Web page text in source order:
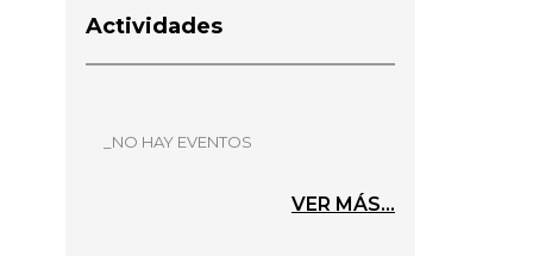
Actividades
_NO HAY EVENTOS
VER MÁS...